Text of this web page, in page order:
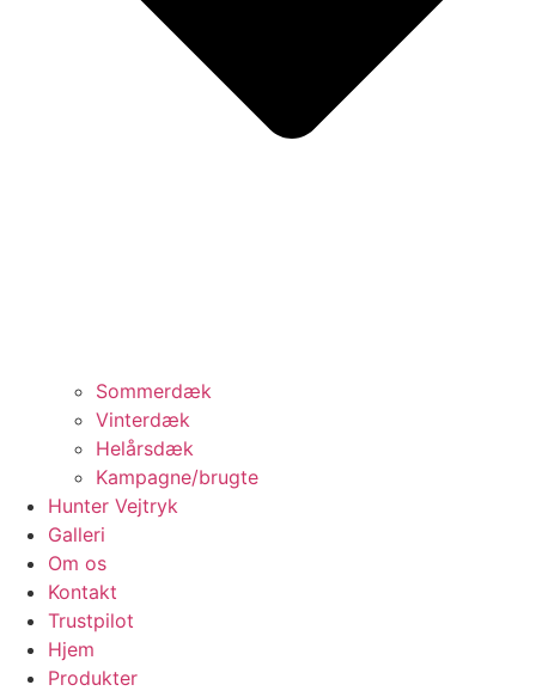
Sommerdæk
Vinterdæk
Helårsdæk
Kampagne/brugte
Hunter Vejtryk
Galleri
Om os
Kontakt
Trustpilot
Hjem
Produkter